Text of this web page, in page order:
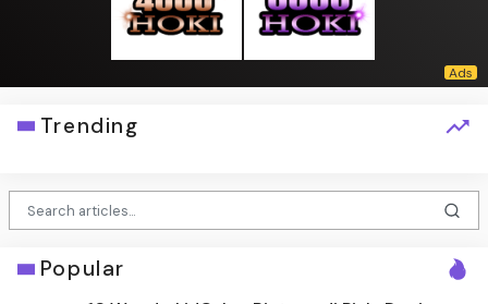
Trending
Popular